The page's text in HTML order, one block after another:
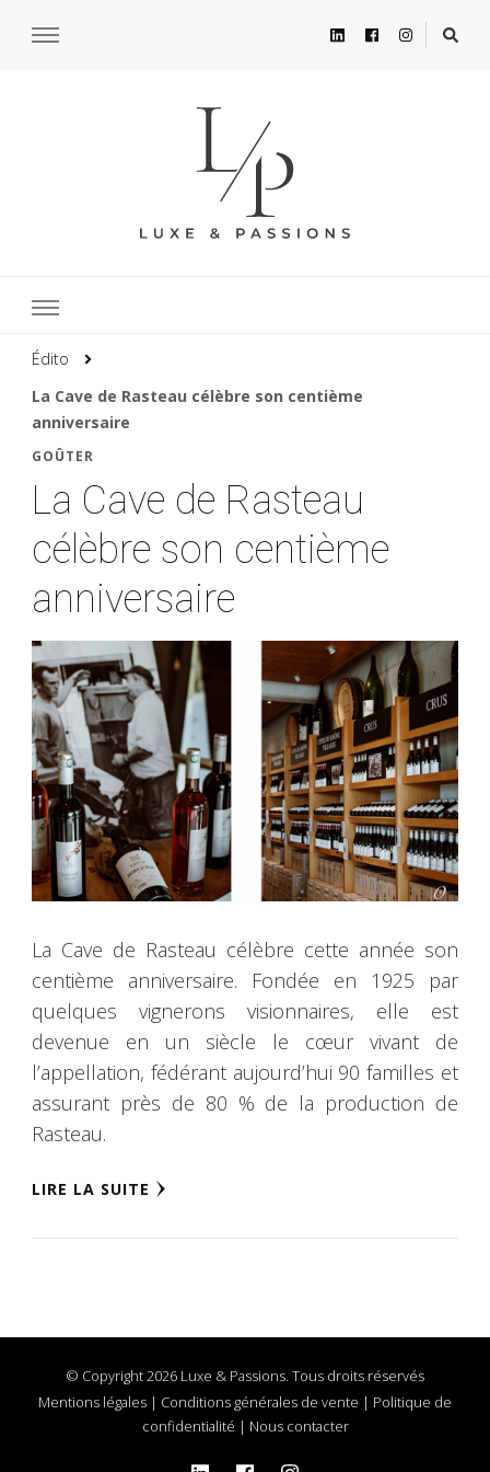
Édito
La Cave de Rasteau célèbre son centième
anniversaire
GOÛTER
La Cave de Rasteau
célèbre son centième
anniversaire
La Cave de Rasteau célèbre cette année son
centième anniversaire. Fondée en 1925 par
quelques vignerons visionnaires, elle est
devenue en un siècle le cœur vivant de
l’appellation, fédérant aujourd’hui 90 familles et
assurant près de 80 % de la production de
Rasteau.
LIRE LA SUITE
© Copyright 2026 Luxe & Passions. Tous droits réservés
Mentions légales | Conditions générales de vente | Politique de
confidentialité | Nous contacter